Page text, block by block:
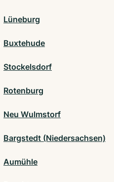
Lüneburg
Buxtehude
Stockelsdorf
Rotenburg
Neu Wulmstorf
Bargstedt (Niedersachsen)
Aumühle